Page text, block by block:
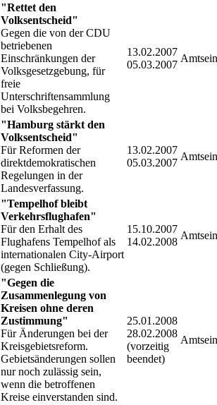
"Rettet den
Volksentscheid"
Gegen die von der CDU
betriebenen
Einschränkungen der
Volksgesetzgebung, für
freie
Unterschriftensammlung
bei Volksbegehren.
13.02.2007
05.03.2007
"Hamburg stärkt den
Volksentscheid"
Für Reformen der
direktdemokratischen
Regelungen in der
Landesverfassung.
13.02.2007
05.03.2007
"Tempelhof bleibt
Verkehrsflughafen"
Für den Erhalt des
Flughafens Tempelhof als
internationalen City-Airport
(gegen Schließung).
15.10.2007
14.02.2008
"Gegen die
Zusammenlegung von
Kreisen ohne deren
Zustimmung"
Für Änderungen bei der
Kreisgebietsreform.
Gebietsänderungen sollen
nur noch zulässig sein,
wenn die betroffenen
Kreise einverstanden sind.
25.01.2008
28.02.2008
(vorzeitig
beendet)